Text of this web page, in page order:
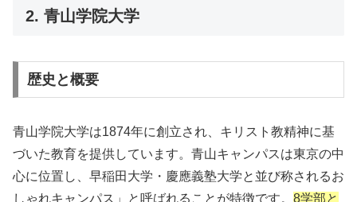
2. 青山学院大学
歴史と概要
青山学院大学は1874年に創立され、キリスト教精神に基
づいた教育を提供しています。青山キャンパスは東京の中
心に位置し、早稲田大学・慶應義塾大学と並び称されるお
しゃれキャンパス」と呼ばれることが特徴です。 8学部と